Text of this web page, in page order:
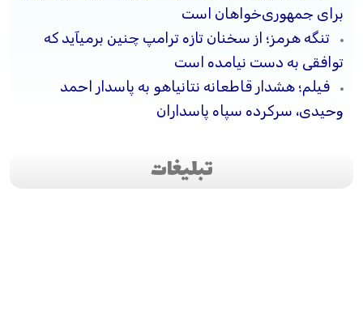
برای جمهوری‌خواهان است
تنگه هرمز؛ از سخنان تازه ترامپ چنین برمیآید که
توافقی به دست نیامده است
فیلم؛ هشدار قاطعانه نتانیاهو به پاسدار احمد
وحیدی، سرکرده سپاه پاسداران
تبلیغات